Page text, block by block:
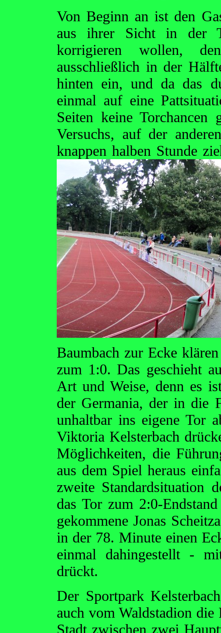
Von Beginn an ist den
aus ihrer Sicht in der
korrigieren wollen,
ausschließlich in der
hinten ein, und da das
einmal auf eine
Seiten keine
Versuchs, auf der
knappen halben Stunde
Baumbach zur Ecke
zum 1:0. Das geschieht
Art und Weise, denn es
der Germania, der in die
unhaltbar ins eigene Tor
Viktoria Kelsterbach
Möglichkeiten, die
aus dem Spiel heraus
zweite Standardsituation
das Tor zum 2:0-
gekommene Jonas
in der 78. Minute einen
einmal dahingestellt -
drückt.
Der Sportpark
auch vom Waldstadion
Stadt zwischen zwei